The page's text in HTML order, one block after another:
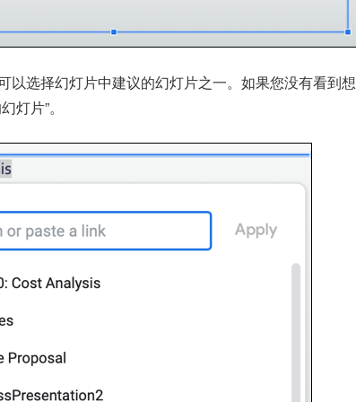
以选择幻灯片中建议的幻灯片之一。如果您没有看到
灯片”。